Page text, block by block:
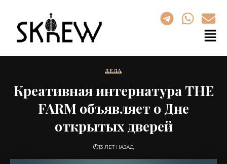
ДЕЛА
Креативная интернатура THE
FARM объявляет о Дне
открытых дверей
13 ЛЕТ НАЗАД